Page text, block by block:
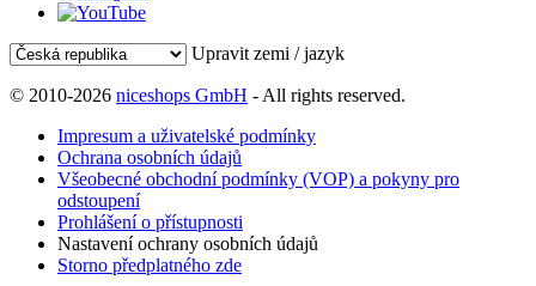
Upravit zemi / jazyk
© 2010-2026 niceshops GmbH - All rights reserved.
Impresum a uživatelské podmínky
Ochrana osobních údajů
Všeobecné obchodní podmínky (VOP) a pokyny pro
odstoupení
Prohlášení o přístupnosti
Nastavení ochrany osobních údajů
Storno předplatného zde